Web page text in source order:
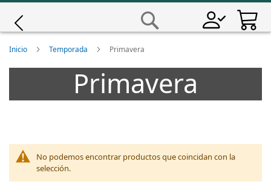
Saltar
Contenido
Inicio Temporada Primavera
Primavera
No podemos encontrar productos que coincidan con la
selección.
Giro